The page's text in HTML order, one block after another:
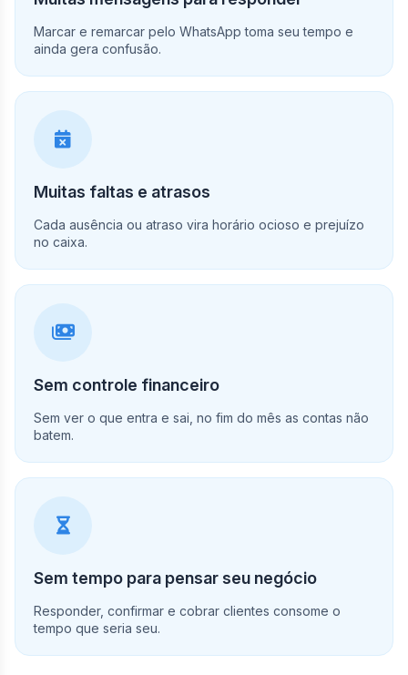
Marcar e remarcar pelo WhatsApp toma seu tempo e
ainda gera confusão.
Muitas faltas e atrasos
Cada ausência ou atraso vira horário ocioso e prejuízo
no caixa.
Sem controle financeiro
Sem ver o que entra e sai, no fim do mês as contas não
batem.
Sem tempo para pensar seu negócio
Responder, confirmar e cobrar clientes consome o
tempo que seria seu.